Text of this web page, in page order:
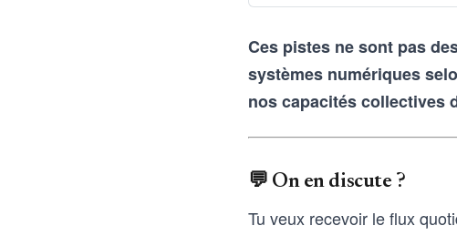
Ces pistes ne sont pas
systèmes numériques
nos capacités collectives
💬 On en discute ?
Tu veux recevoir le flux